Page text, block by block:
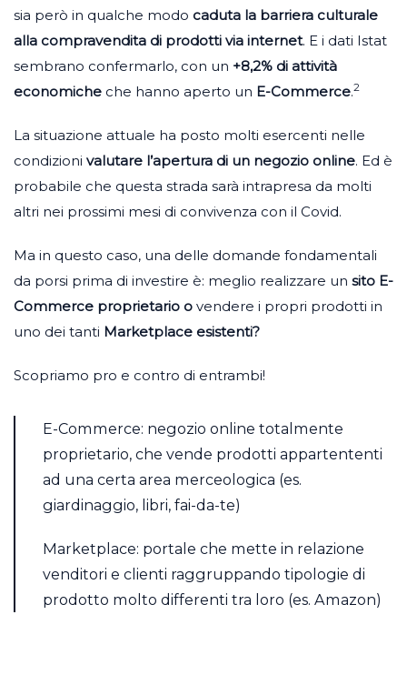
sia però in qualche modo caduta la barriera culturale
alla compravendita di prodotti via internet. E i dati Istat
sembrano confermarlo, con un +8,2% di attività
economiche che hanno aperto un E-Commerce.2
La situazione attuale ha posto molti esercenti nelle
condizioni valutare l’apertura di un negozio online. Ed è
probabile che questa strada sarà intrapresa da molti
altri nei prossimi mesi di convivenza con il Covid.
Ma in questo caso, una delle domande fondamentali
da porsi prima di investire è: meglio realizzare un sito E-
Commerce proprietario o vendere i propri prodotti in
uno dei tanti Marketplace esistenti?
Scopriamo pro e contro di entrambi!
E-Commerce: negozio online totalmente
proprietario, che vende prodotti appartententi
ad una certa area merceologica (es.
giardinaggio, libri, fai-da-te)
Marketplace: portale che mette in relazione
venditori e clienti raggruppando tipologie di
prodotto molto differenti tra loro (es. Amazon)